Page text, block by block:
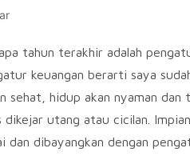
tahun terakhir adalah
keuangan berarti saya
sehat, hidup akan nyaman dan
utang atau cicilan.
dan dibayangkan dengan